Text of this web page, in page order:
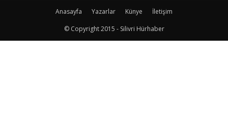
Anasayfa Yazarlar Künye
İletişim
© Copyright 2015 - Silivri Hürhaber